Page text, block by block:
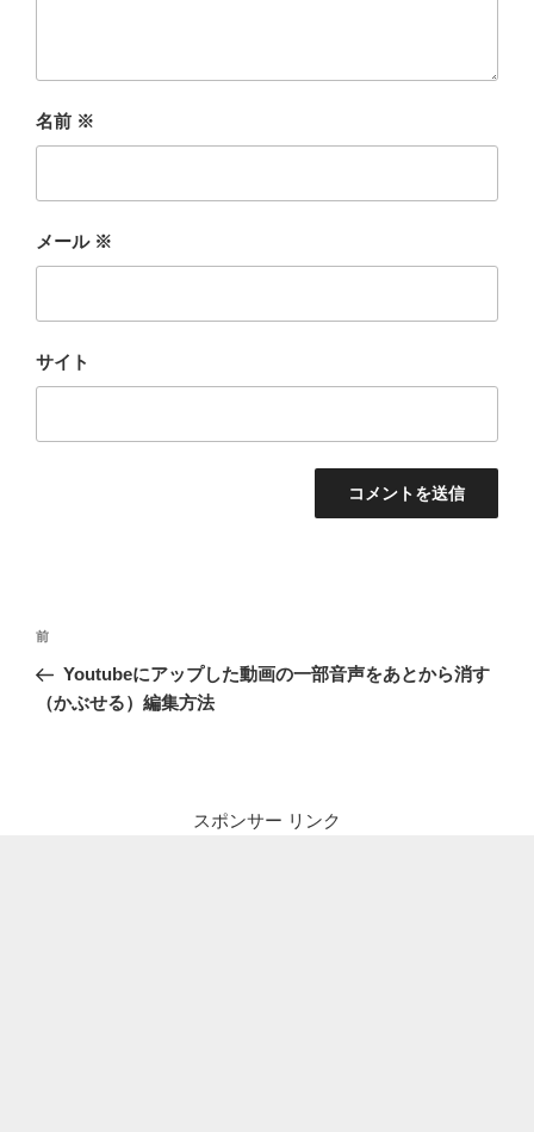
名前 ※
メール ※
サイト
投
ナ
前
の
投
前
Youtubeにアップした動画の一部音声をあとから消す
（かぶせる）編集方法
スポンサー リンク